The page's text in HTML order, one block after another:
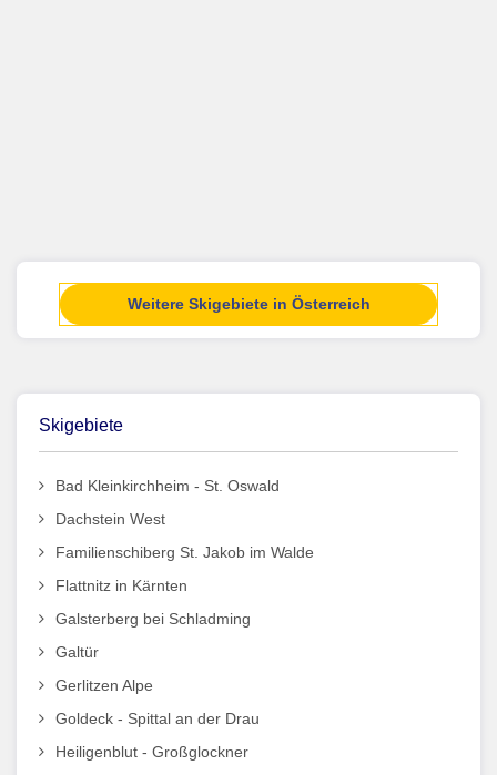
Weitere Skigebiete in Österreich
Skigebiete
Bad Kleinkirchheim - St. Oswald
Dachstein West
Familienschiberg St. Jakob im Walde
Flattnitz in Kärnten
Galsterberg bei Schladming
Galtür
Gerlitzen Alpe
Goldeck - Spittal an der Drau
Heiligenblut - Großglockner